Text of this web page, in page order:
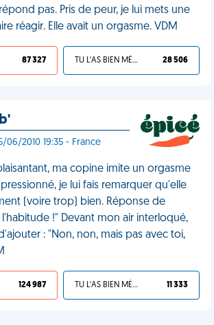
pas. Pris de peur, je lui mets une
réagir. Elle avait un orgasme. VDM
87 327 TU L'AS BIEN MÉRITÉ 28 506
06/2010 19:35 - France
ma copine imite un orgasme
je lui fais remarquer qu'elle
(voire trop) bien. Réponse de
l'habitude !" Devant mon air interloqué,
: "Non, non, mais pas avec toi,
124 987 TU L'AS BIEN MÉRITÉ 11 333